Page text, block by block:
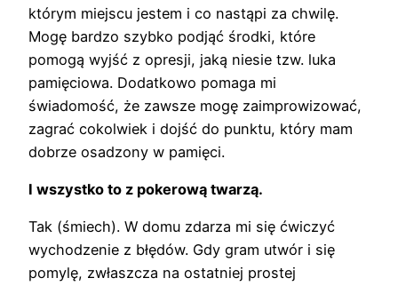
którym miejscu jestem i co nastąpi za chwilę.
Mogę bardzo szybko podjąć środki, które
pomogą wyjść z opresji, jaką niesie tzw. luka
pamięciowa. Dodatkowo pomaga mi
świadomość, że zawsze mogę zaimprowizować,
zagrać cokolwiek i dojść do punktu, który mam
dobrze osadzony w pamięci.
I wszystko to z pokerową twarzą.
Tak (śmiech). W domu zdarza mi się ćwiczyć
wychodzenie z błędów. Gdy gram utwór i się
pomylę, zwłaszcza na ostatniej prostej